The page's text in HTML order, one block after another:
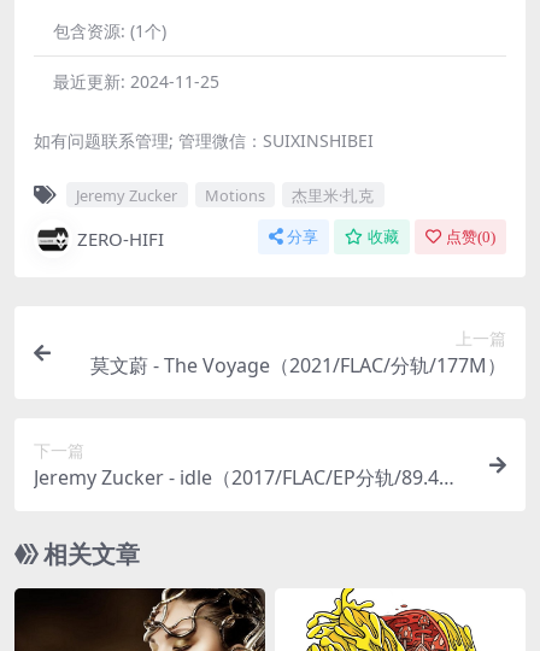
包含资源: (1个)
最近更新: 2024-11-25
如有问题联系管理; 管理微信：SUIXINSHIBEI
Jeremy Zucker Motions 杰里米·扎克
ZERO-HIFI 分享 收藏 点赞(0)
上一篇
莫文蔚 - The Voyage（2021/FLAC/分轨/177M）
下一篇
Jeremy Zucker - idle（2017/FLAC/EP分轨/89.4
相关文章